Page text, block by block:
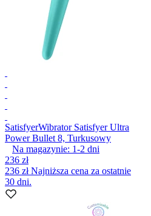
SatisfyerWibrator Satisfyer Ultra
Power Bullet 8, Turkusowy
Na magazynie: 1-2 dni
236 zł
236 złNajniższa cena za ostatnie
30 dni.